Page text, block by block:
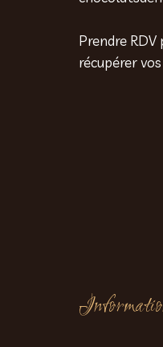
Prendre
récupérer